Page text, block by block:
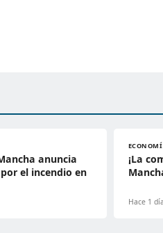
anuncia
el incendio en
¡La
Hace 1